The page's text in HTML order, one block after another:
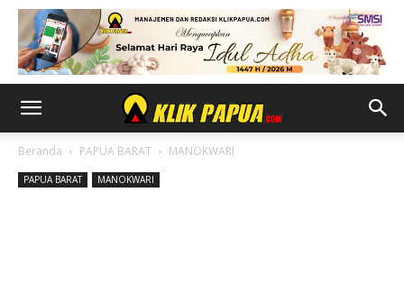
Beranda PAPUA BARAT MANOKWARI
PAPUA BARAT MANOKWARI